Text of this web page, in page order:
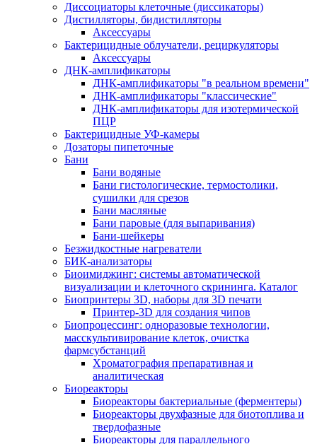
Диссоциаторы клеточные (диссикаторы)
Дистилляторы, бидистилляторы
Аксессуары
Бактерицидные облучатели, рециркуляторы
Аксессуары
ДНК-амплификаторы
ДНК-амплификаторы "в реальном времени"
ДНК-амплификаторы "классические"
ДНК-амплификаторы для изотермической
ПЦР
Бактерицидные УФ-камеры
Дозаторы пипеточные
Бани
Бани водяные
Бани гистологические, термостолики,
сушилки для срезов
Бани масляные
Бани паровые (для выпаривания)
Бани-шейкеры
Безжидкостные нагреватели
БИК-анализаторы
Биоимиджинг: системы автоматической
визуализации и клеточного скрининга. Каталог
Биопринтеры 3D, наборы для 3D печати
Принтер-3D для создания чипов
Биопроцессинг: одноразовые технологии,
масскультивирование клеток, очистка
фармсубстанций
Хроматография препаративная и
аналитическая
Биореакторы
Биореакторы бактериальные (ферментеры)
Биореакторы двухфазные для биотоплива и
твердофазные
Биореакторы для параллельного